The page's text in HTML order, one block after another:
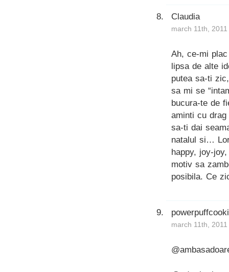
Claudia
march 11th,
Ah, ce-mi
lipsa de alte
putea sa-ti
sa mi se
bucura-te de
aminti cu
sa-ti dai
natalul si…
happy, joy-
motiv sa
posibila. Ce
march 11th,